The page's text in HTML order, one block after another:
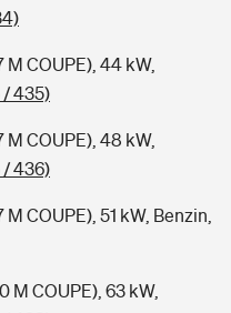
M COUPE), 44 kW,
/ 435)
M COUPE), 48 kW,
/ 436)
COUPE), 51 kW, Benzin,
M COUPE), 63 kW,